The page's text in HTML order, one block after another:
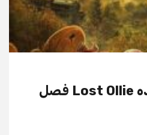
انیمیشن آلی گمشده Lost Ollie فصل